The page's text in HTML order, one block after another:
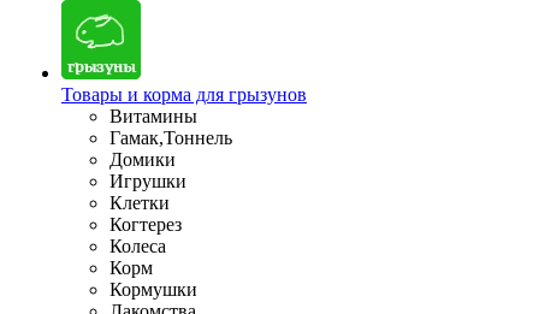
Товары и корма для грызунов
Витамины
Гамак,Тоннель
Домики
Игрушки
Клетки
Когтерез
Колеса
Корм
Кормушки